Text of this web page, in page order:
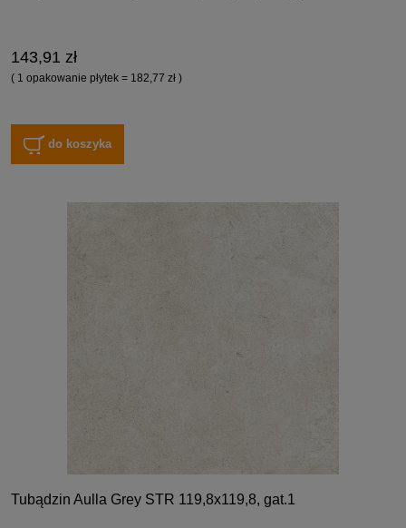
143,91 zł
( 1 opakowanie płytek = 182,77 zł )
do koszyka
Tubądzin Aulla Grey STR 119,8x119,8, gat.1